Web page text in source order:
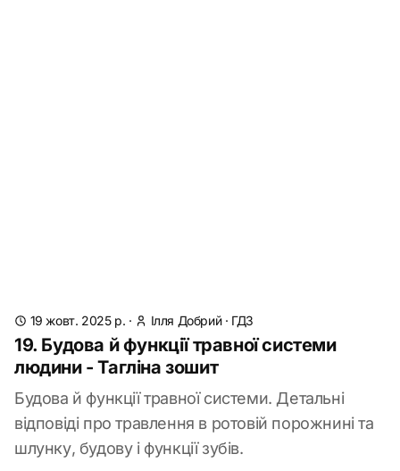
19 жовт. 2025 р. · Ілля Добрий· ГДЗ
19. Будова й функції травної системи
людини - Тагліна зошит
Будова й функції травної системи. Детальні
відповіді про травлення в ротовій порожнині та
шлунку, будову і функції зубів.